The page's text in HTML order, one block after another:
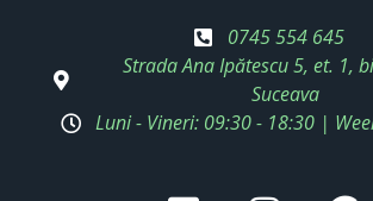
0745 554 645
Strada Ana Ipătescu 5, et. 1,
Suceava
Luni - Vineri: 09:30 - 18:30 |